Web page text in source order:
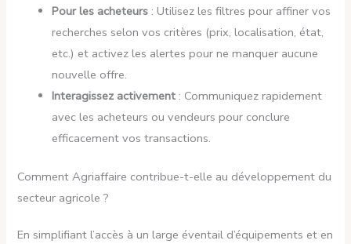
Pour les acheteurs : Utilisez les filtres pour affiner vos
recherches selon vos critères (prix, localisation, état,
etc.) et activez les alertes pour ne manquer aucune
nouvelle offre.
Interagissez activement : Communiquez rapidement
avec les acheteurs ou vendeurs pour conclure
efficacement vos transactions.
Comment Agriaffaire contribue-t-elle au développement du
secteur agricole ?
En simplifiant l’accès à un large éventail d’équipements et en